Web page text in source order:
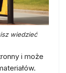
wiedzieć
i może